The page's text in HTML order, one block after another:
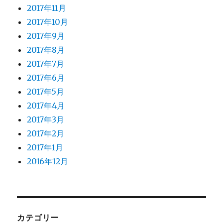
2017年11月
2017年10月
2017年9月
2017年8月
2017年7月
2017年6月
2017年5月
2017年4月
2017年3月
2017年2月
2017年1月
2016年12月
カテゴリー